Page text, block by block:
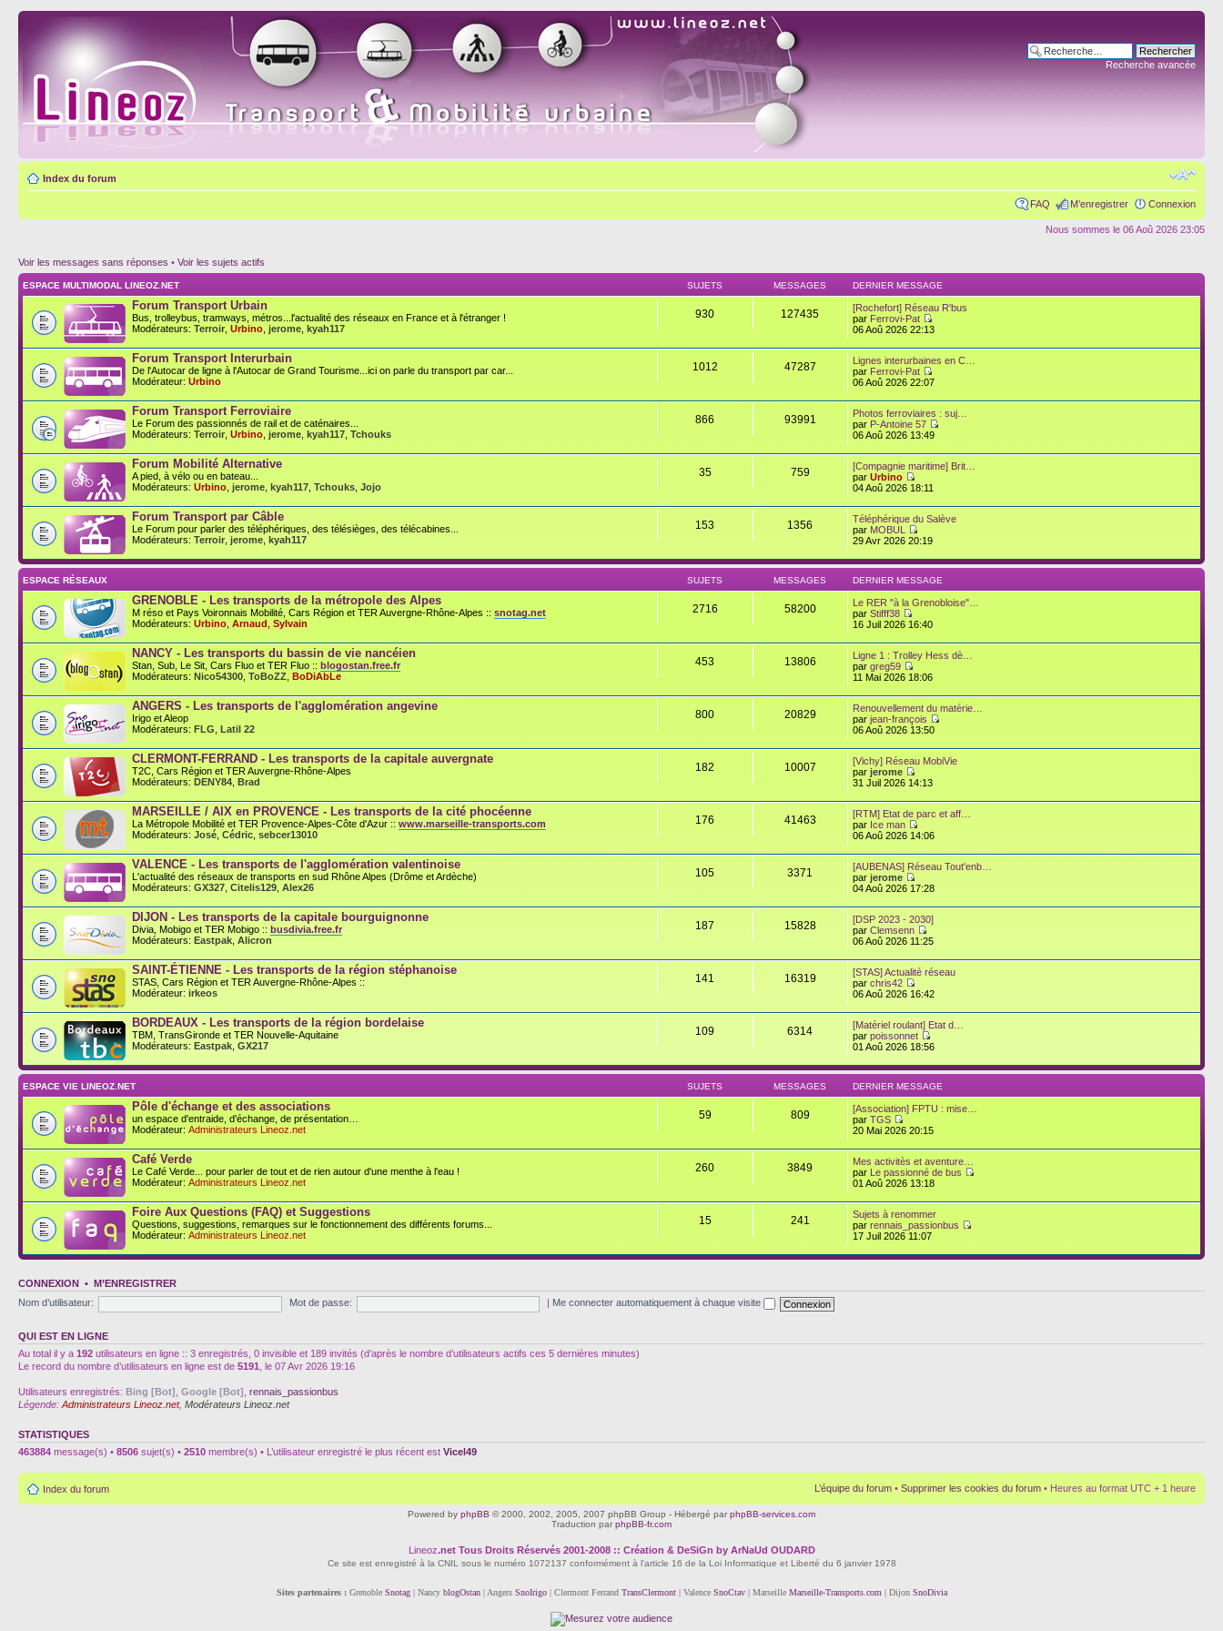
Recherche avancée
Index du forum
FAQ M’enregistrer Connexion
Nous sommes le 06 Aoû 2026 23:05
Voir les messages sans réponses • Voir les sujets actifs
ESPACE MULTIMODAL LINEOZ.NET SUJETS MESSAGES DERNIER MESSAGE
Forum Transport Urbain
Bus, trolleybus, tramways, métros...l'actualité des réseaux en France et à l'étranger !
Modérateurs: Terroir Urbino jerome kyah117
930 127435
[Rochefort] Réseau R'bus
par Ferrovi-Pat
06 Aoû 2026 22:13
Forum Transport Interurbain
De l'Autocar de ligne à l'Autocar de Grand Tourisme...ici on parle du transport par car...
Modérateur: Urbino
1012 47287
Lignes interurbaines en C…
par Ferrovi-Pat
06 Aoû 2026 22:07
Forum Transport Ferroviaire
Le Forum des passionnés de rail et de caténaires...
Modérateurs: Terroir Urbino jerome kyah117 Tchouks
866 93991
Photos ferroviaires : suj…
par P-Antoine 57
06 Aoû 2026 13:49
Forum Mobilité Alternative
A pied, à vélo ou en bateau...
Modérateurs: Urbino jerome kyah117 Tchouks Jojo
35 759
[Compagnie maritime] Brit…
parUrbino
04 Aoû 2026 18:11
Forum Transport par Câble
Le Forum pour parler des téléphériques, des télésièges, des télécabines...
Modérateurs: Terroir jerome kyah117
153 1356
Téléphérique du Salève
par MOBUL
29 Avr 2026 20:19
ESPACE RÉSEAUX SUJETS MESSAGES DERNIER MESSAGE
GRENOBLE - Les transports de la métropole des Alpes
M réso et Pays Voironnais Mobilité, Cars Région et TER Auvergne-Rhône-Alpes :: snotag.net
Modérateurs: Urbino Arnaud Sylvain
2716 58200
Le RER "à la Grenobloise"…
parStifff38
16 Juil 2026 16:40
NANCY - Les transports du bassin de vie nancéien
Stan, Sub, Le Sit, Cars Fluo et TER Fluo :: blogostan.free.fr
Modérateurs: Nico54300 ToBoZZ BoDiAbLe
453 13806
Ligne 1 : Trolley Hess dè…
pargreg59
11 Mai 2026 18:06
ANGERS - Les transports de l'agglomération angevine
Irigo et Aleop
Modérateurs: FLG Latil 22
800 20829
Renouvellement du matérie…
parjean-françois
06 Aoû 2026 13:50
CLERMONT-FERRAND - Les transports de la capitale auvergnate
T2C, Cars Région et TER Auvergne-Rhône-Alpes
Modérateurs: DENY84 Brad
182 10007
[Vichy] Réseau MobiVie
parjerome
31 Juil 2026 14:13
MARSEILLE / AIX en PROVENCE - Les transports de la cité phocéenne
La Métropole Mobilité et TER Provence-Alpes-Côte d'Azur :: www.marseille-transports.com
Modérateurs: José Cédric sebcer13010
176 41463
[RTM] Etat de parc et aff…
par Ice man
06 Aoû 2026 14:06
VALENCE - Les transports de l'agglomération valentinoise
L'actualité des réseaux de transports en sud Rhône Alpes (Drôme et Ardèche)
Modérateurs: GX327 Citelis129 Alex26
105 3371
[AUBENAS] Réseau Tout'enb…
parjerome
04 Aoû 2026 17:28
DIJON - Les transports de la capitale bourguignonne
Divia, Mobigo et TER Mobigo :: busdivia.free.fr
Modérateurs: Eastpak Alicron
187 15828
[DSP 2023 - 2030]
parClemsenn
06 Aoû 2026 11:25
SAINT-ÉTIENNE - Les transports de la région stéphanoise
STAS, Cars Région et TER Auvergne-Rhône-Alpes ::
Modérateur: irkeos
141 16319
[STAS] Actualité réseau
parchris42
06 Aoû 2026 16:42
BORDEAUX - Les transports de la région bordelaise
TBM, TransGironde et TER Nouvelle-Aquitaine
Modérateurs: Eastpak GX217
109 6314
[Matériel roulant] Etat d…
parpoissonnet
01 Aoû 2026 18:56
ESPACE VIE LINEOZ.NET SUJETS MESSAGES DERNIER MESSAGE
Pôle d'échange et des associations
un espace d'entraide, d'échange, de présentation…
Modérateur: Administrateurs Lineoz.net
59 809
[Association] FPTU : mise…
parTGS
20 Mai 2026 20:15
Café Verde
Le Café Verde... pour parler de tout et de rien autour d'une menthe à l'eau !
Modérateur: Administrateurs Lineoz.net
260 3849
Mes activitès et aventure…
par Le passionné de bus
01 Aoû 2026 13:18
Foire Aux Questions (FAQ) et Suggestions
Questions, suggestions, remarques sur le fonctionnement des différents forums...
Modérateur: Administrateurs Lineoz.net
15 241
Sujets à renommer
parrennais_passionbus
17 Juil 2026 11:07
CONNEXION • M’ENREGISTRER
Nom d’utilisateur:
Mot de passe: Me connecter automatiquement à chaque visite
QUI EST EN LIGNE
Au total il y a 192 utilisateurs en ligne :: 3 enregistrés, 0 invisible et 189 invités (d’après le nombre d’utilisateurs actifs ces 5 dernières minutes)
Le record du nombre d’utilisateurs en ligne est de 5191 , le 07 Avr 2026 19:16
Utilisateurs enregistrés: Bing [Bot] Google [Bot] rennais_passionbus
Légende: Administrateurs Lineoz.net, Modérateurs Lineoz.net
STATISTIQUES
463884 message(s) • 8506 sujet(s) • 2510 membre(s) • L’utilisateur enregistré le plus récent est Vicel49
Index du forum L’équipe du forum • Supprimer les cookies du forum • Heures au format UTC + 1 heure
Powered by phpBB © 2000, 2002, 2005, 2007 phpBB Group - Hébergé par phpBB-services.com
Traduction par phpBB-fr.com
Lineoz.netTous Droits Réservés 2001-2008 :: Création & DeSiGn by ArNaUd OUDARD
Ce site est enregistré à la CNIL sous le numéro 1072137 conformément à l'article 16 de la Loi Informatique et Liberté du 6 janvier 1978
Sites partenaires :Grenoble Snotag| Nancy blogOstan| Angers SnoIrigo| Clermont Ferrand TransClermont| Valence SnoCtav| Marseille Marseille-Transports.com | Dijon SnoDivia